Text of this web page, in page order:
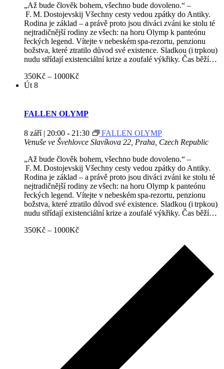
„Až bude člověk bohem, všechno bude dovoleno.“ –
F. M. Dostojevskij Všechny cesty vedou zpátky do Antiky.
Rodina je základ – a právě proto jsou diváci zváni ke stolu té
nejtradičnější rodiny ze všech: na horu Olymp k panteónu
řeckých legend. Vítejte v nebeském spa‑rezortu, penzionu
božstva, které ztratilo důvod své existence. Sladkou (i trpkou)
nudu střídají existenciální krize a zoufalé výkřiky. Čas běží…
350Kč – 1000Kč
Út 8
FALLEN OLYMP
8 září | 20:00 - 21:30
FALLEN OLYMP
Venuše ve Švehlovce Slavíkova 22, Praha, Czech Republic
„Až bude člověk bohem, všechno bude dovoleno.“ –
F. M. Dostojevskij Všechny cesty vedou zpátky do Antiky.
Rodina je základ – a právě proto jsou diváci zváni ke stolu té
nejtradičnější rodiny ze všech: na horu Olymp k panteónu
řeckých legend. Vítejte v nebeském spa‑rezortu, penzionu
božstva, které ztratilo důvod své existence. Sladkou (i trpkou)
nudu střídají existenciální krize a zoufalé výkřiky. Čas běží…
350Kč – 1000Kč